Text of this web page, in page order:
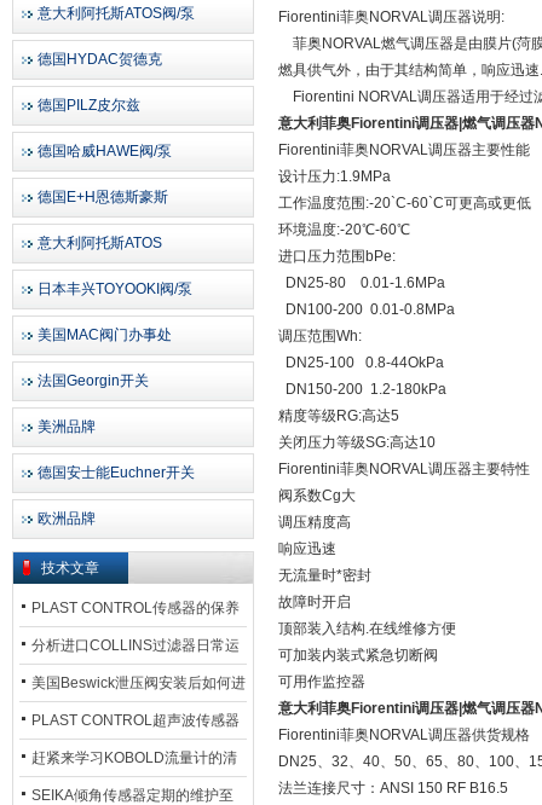
意大利阿托斯ATOS阀/泵
德国HYDAC贺德克
德国PILZ皮尔兹
德国哈威HAWE阀/泵
德国E+H恩德斯豪斯
意大利阿托斯ATOS
日本丰兴TOYOOKI阀/泵
美国MAC阀门办事处
法国Georgin开关
美洲品牌
德国安士能Euchner开关
欧洲品牌
技术文章
PLAST CONTROL传感器的保养
方法
分析进口COLLINS过滤器日常运
行排污步骤
美国Beswick泄压阀安装后如何进
行调试?
PLAST CONTROL超声波传感器
工作原理了解吗？
赶紧来学习KOBOLD流量计的清
洗流程吧
SEIKA倾角传感器定期的维护至
Fiorentini菲奥NORVAL调压器说明:
菲奥NORVAL燃气调压器是由膜片(菏
燃具供气外，由于其结构简单，响应迅
Fiorentini NORVAL调压器适用于经
意大利菲奥Fiorentini调压器|燃气调压器
Fiorentini菲奥NORVAL调压器主要性能
设计压力:1.9MPa
工作温度范围:-20`C-60`C可更高或更低
环境温度:-20℃-60℃
进口压力范围bPe:
DN25-80 0.01-1.6MPa
DN100-200 0.01-0.8MPa
调压范围Wh:
DN25-100 0.8-44OkPa
DN150-200 1.2-180kPa
精度等级RG:高达5
关闭压力等级SG:高达10
Fiorentini菲奥NORVAL调压器主要特性
阀系数Cg大
调压精度高
响应迅速
无流量时*密封
故障时开启
顶部装入结构.在线维修方便
可加装内装式紧急切断阀
可用作监控器
意大利菲奥Fiorentini调压器|燃气调压器
Fiorentini菲奥NORVAL调压器供货规格
DN25、32、40、50、65、80、100、
法兰连接尺寸：ANSI 150 RF B16.5